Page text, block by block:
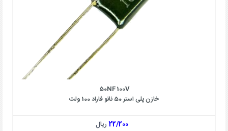
50NF 100V
خازن پلی استر 50 نانو فاراد 100 ولت
22/200ریال